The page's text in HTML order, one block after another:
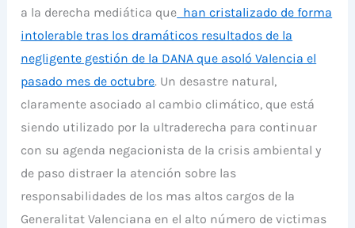
a la derecha mediática que han cristalizado de forma
intolerable tras los dramáticos resultados de la
negligente gestión de la DANA que asoló Valencia el
pasado mes de octubre. Un desastre natural,
claramente asociado al cambio climático, que está
siendo utilizado por la ultraderecha para continuar
con su agenda negacionista de la crisis ambiental y
de paso distraer la atención sobre las
responsabilidades de los mas altos cargos de la
Generalitat Valenciana en el alto número de victimas